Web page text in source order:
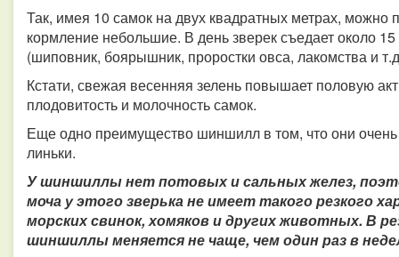
Так, имея 10 самок на двух квадратных метрах, можно
кормление небольшие. В день зверек съедает около
(шиповник, боярышник, проростки овса, лакомства и
Кстати, свежая весенняя зелень повышает половую
плодовитость и молочность самок.
Еще одно преимущество шиншилл в том, что они очень
линьки.
У шиншиллы нет потовых и сальных желез,
моча у этого зверька не имеет такого резкого
морских свинок, хомяков и других животных. В
шиншиллы меняется не чаще, чем один раз в